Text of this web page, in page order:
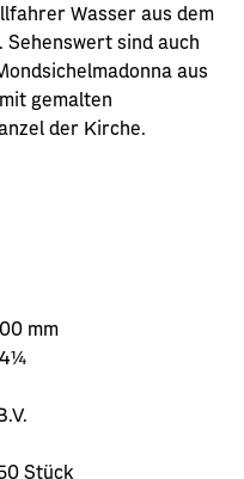
Wasser aus dem
sind auch
aus
gemalten
der Kirche.
mm
Stück